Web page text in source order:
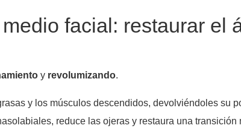
facial: restaurar el
y revolumizando.
y los músculos descendidos, devolviéndoles su
reduce las ojeras y restaura una transición